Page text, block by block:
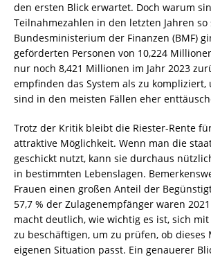
den ersten Blick erwartet. Doch warum
Teilnahmezahlen in den letzten Jahren so
Bundesministerium der Finanzen (BMF)
geförderten Personen von 10,224
nur noch 8,421 Millionen im Jahr 2023
empfinden das System als zu kompliziert,
sind in den meisten Fällen eher
Trotz der Kritik bleibt die Riester-Rente
attraktive Möglichkeit. Wenn man die
geschickt nutzt, kann sie durchaus
in bestimmten Lebenslagen.
Frauen einen großen Anteil der
57,7 % der Zulagenempfänger waren
macht deutlich, wie wichtig es ist, sich
zu beschäftigen, um zu prüfen, ob dieses
eigenen Situation passt. Ein genauerer